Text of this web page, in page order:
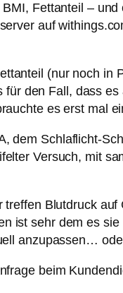
Fettanteil –
auf
(nur noch
den Fall, dass
es erst mal
dem Schlaflicht-
Versuch, mit
treffen Blutdruck
ist sehr dem es
anzupassen…
beim